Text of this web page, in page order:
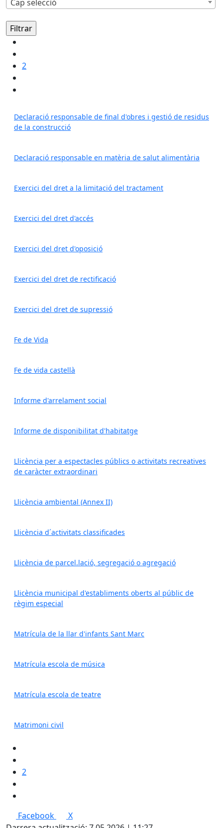
Cap selecció
2
Declaració responsable de final d'obres i gestió de residus
de la construcció
Declaració responsable en matèria de salut alimentària
Exercici del dret a la limitació del tractament
Exercici del dret d'accés
Exercici del dret d'oposició
Exercici del dret de rectificació
Exercici del dret de supressió
Fe de Vida
Fe de vida castellà
Informe d'arrelament social
Informe de disponibilitat d'habitatge
Llicència per a espectacles públics o activitats recreatives
de caràcter extraordinari
Llicència ambiental (Annex II)
Llicència d´activitats classificades
Llicència de parcel.lació, segregació o agregació
Llicència municipal d'establiments oberts al públic de
règim especial
Matrícula de la llar d'infants Sant Marc
Matrícula escola de música
Matrícula escola de teatre
Matrimoni civil
2
Facebook
X